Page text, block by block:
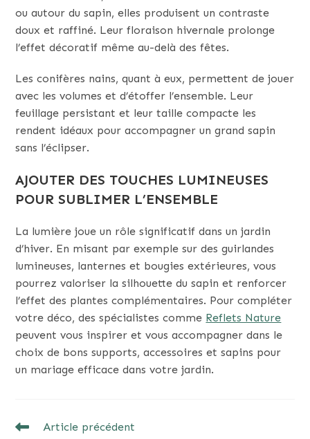
ou autour du sapin, elles produisent un contraste
doux et raffiné. Leur floraison hivernale prolonge
l’effet décoratif même au-delà des fêtes.
Les conifères nains, quant à eux, permettent de jouer
avec les volumes et d’étoffer l’ensemble. Leur
feuillage persistant et leur taille compacte les
rendent idéaux pour accompagner un grand sapin
sans l’éclipser.
AJOUTER DES TOUCHES LUMINEUSES
POUR SUBLIMER L’ENSEMBLE
La lumière joue un rôle significatif dans un jardin
d’hiver. En misant par exemple sur des guirlandes
lumineuses, lanternes et bougies extérieures, vous
pourrez valoriser la silhouette du sapin et renforcer
l’effet des plantes complémentaires. Pour compléter
votre déco, des spécialistes comme Reflets Nature
peuvent vous inspirer et vous accompagner dans le
choix de bons supports, accessoires et sapins pour
un mariage efficace dans votre jardin.
READ
Article précédent